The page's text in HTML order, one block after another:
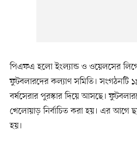
পিএফএ হলো ইংল্যান্ড ও ওয়েলসের
ফুটবলারদের কল্যাণ সমিতি।
বর্ষসেরার পুরস্কার দিয়ে আসছে।
খেলোয়াড় নির্বাচিত করা হয়। এর
হয়।